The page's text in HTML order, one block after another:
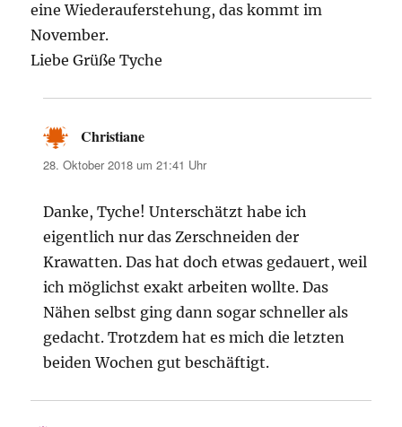
eine Wiederauferstehung, das kommt im
November.
Liebe Grüße Tyche
Christiane
28. Oktober 2018 um 21:41 Uhr
Danke, Tyche! Unterschätzt habe ich
eigentlich nur das Zerschneiden der
Krawatten. Das hat doch etwas gedauert, weil
ich möglichst exakt arbeiten wollte. Das
Nähen selbst ging dann sogar schneller als
gedacht. Trotzdem hat es mich die letzten
beiden Wochen gut beschäftigt.